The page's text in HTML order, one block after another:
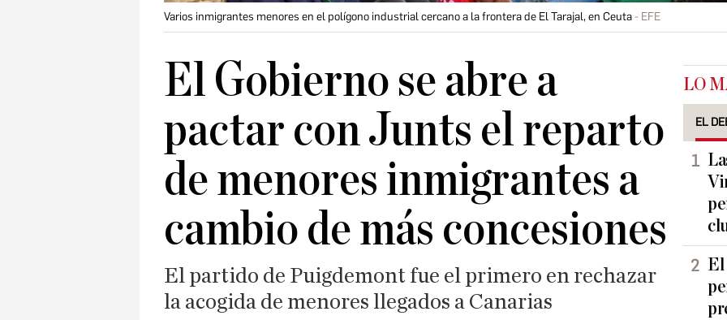
Varios inmigrantes menores en el polígono industrial cercano a la frontera de El Tarajal, en Ceuta EFE
El Gobierno se abre a
pactar con Junts el reparto
de menores inmigrantes a
cambio de más concesiones
El partido de Puigdemont fue el primero en rechazar
la acogida de menores llegados a Canarias
LO
EL
El